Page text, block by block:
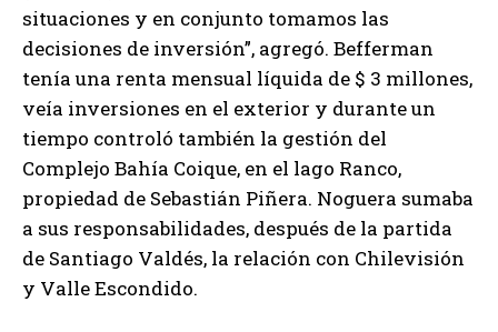
situaciones y en conjunto tomamos las
decisiones de inversión”, agregó. Befferman
tenía una renta mensual líquida de $ 3 millones,
veía inversiones en el exterior y durante un
tiempo controló también la gestión del
Complejo Bahía Coique, en el lago Ranco,
propiedad de Sebastián Piñera. Noguera sumaba
a sus responsabilidades, después de la partida
de Santiago Valdés, la relación con Chilevisión
y Valle Escondido.